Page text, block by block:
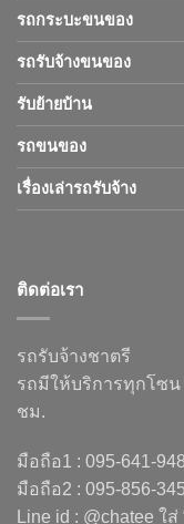
รถกระบะขนของ
รถรับจ้างขนของ
รับย้ายบ้าน
รถขนของ
เรื่องเล่ารถรับจ้าง
ติดต่อเรา
รถรับจ้างชาตรี
รถมีให้บริการทุกโซน
ชม.
มือถือ1 : 095-641-
มือถือ2 : 095-856-
Line id : @chatee ใ